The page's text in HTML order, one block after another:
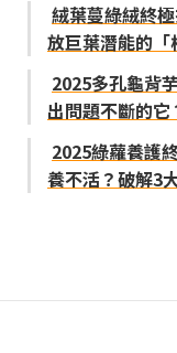
絨葉蔓綠絨終
放巨葉潛能的
2025多孔龜背
出問題不斷的它
2025綠蘿養護
養不活？破解3